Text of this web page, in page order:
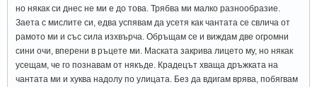
но някак си днес не ми е до това. Трябва ми малко разнообразие.
Заета с мислите си, едва успявам да усетя как чантата се свлича от
рамото ми и със сила изхвърча. Обръщам се и виждам две огромни
сини очи, вперени в ръцете ми. Маската закрива лицето му, но някак
усещам, че го познавам от някъде. Крадецът хваща дръжката на
чантата ми и хуква надолу по улицата. Без да вдигам врява, побягвам